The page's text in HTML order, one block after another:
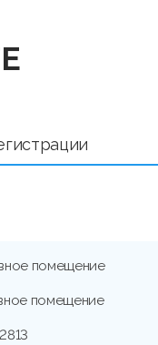
помещение
помещение